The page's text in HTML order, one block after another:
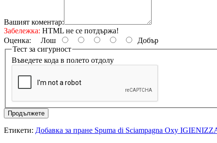
Вашият коментар:
Забележка: HTML не се потдържа!
Оценка: Лош
Добър
Тест за сигурност
Въведете кода в полето отдолу
Продължете
Етикети: Добавка за пране Spuma di Sciampagna Oxy